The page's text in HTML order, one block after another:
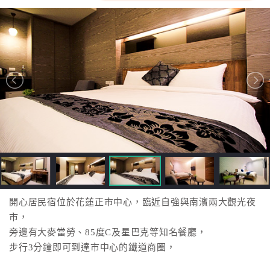
台
灣
訂
房
跟
飯
店
訂
房
HOT
開心居民宿位於花蓮正市中心，臨近自強與南濱兩大觀光夜
市，
旁邊有大麥當勞、85度C及星巴克等知名餐廳，
步行3分鐘即可到達市中心的鐵道商圈，